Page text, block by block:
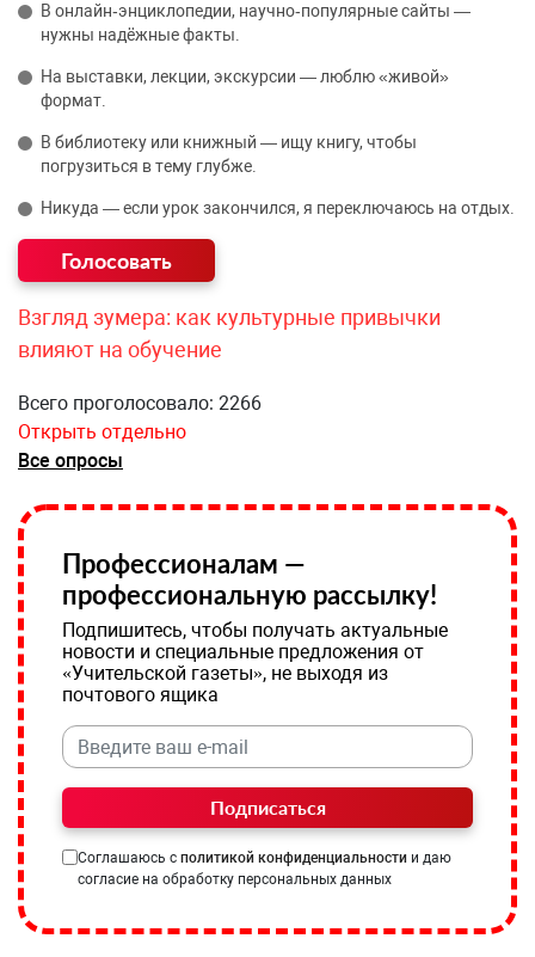
В онлайн‑энциклопедии, научно‑популярные сайты —
нужны надёжные факты.
На выставки, лекции, экскурсии — люблю «живой»
формат.
В библиотеку или книжный — ищу книгу, чтобы
погрузиться в тему глубже.
Никуда — если урок закончился, я переключаюсь на отдых.
Взгляд зумера: как культурные привычки
влияют на обучение
Всего проголосовало: 2266
Открыть отдельно
Все опросы
Профессионалам —
профессиональную рассылку!
Подпишитесь, чтобы получать актуальные
новости и специальные предложения от
«Учительской газеты», не выходя из
почтового ящика
Подписаться
Соглашаюсь с политикой конфиденциальности и даю
согласие на обработку персональных данных